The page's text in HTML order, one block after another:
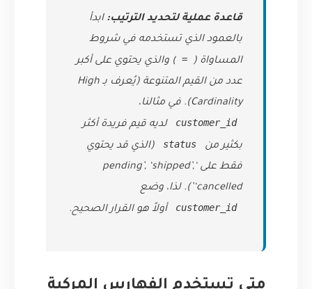
قاعدة عملية لتحديد الترتيب: ابدأ
بالعمود الذي تستخدمه في شروط
المساواة ( = ) والذي يحتوي على أكبر
عدد من القيم المتنوعة (يُعرف بـ High
Cardinality). في مثالنا،
customer_id
لديه قيم فريدة أكثر
بكثير من
status
(الذي قد يحتوي
فقط على ‘pending’, ‘shipped’,
‘cancelled’). لذا، وضع
customer_id
أولاً هو القرار الصحيح.